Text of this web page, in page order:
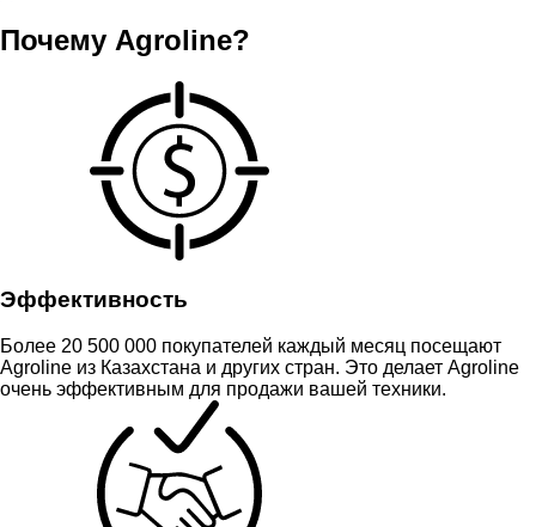
Почему Agroline?
Эффективность
Более 20 500 000 покупателей каждый месяц посещают
Agroline из Казахстана и других стран. Это делает Agroline
очень эффективным для продажи вашей техники.